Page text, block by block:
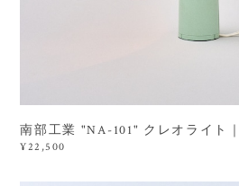
南部工業 "NA-101" クレオライト
¥22,500